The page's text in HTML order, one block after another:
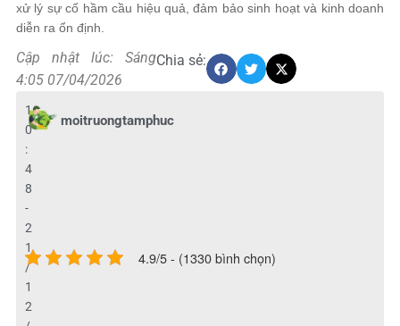
xử lý sự cố hầm cầu hiệu quả, đảm bảo sinh hoạt và kinh doanh
diễn ra ổn định.
Cập nhật lúc: Sáng
4:05 07/04/2026
Chia sẻ:
moitruongtamphuc
1
0
:
4
8
-
2
1
/
1
2
4.9/5 - (1330 bình chọn)